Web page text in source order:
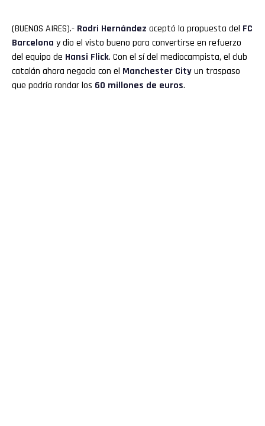
(BUENOS AIRES).- Rodri Hernández aceptó la propuesta del FC
Barcelona y dio el visto bueno para convertirse en refuerzo
del equipo de Hansi Flick. Con el sí del mediocampista, el club
catalán ahora negocia con el Manchester Cityun traspaso
que podría rondar los 60 millones de euros.